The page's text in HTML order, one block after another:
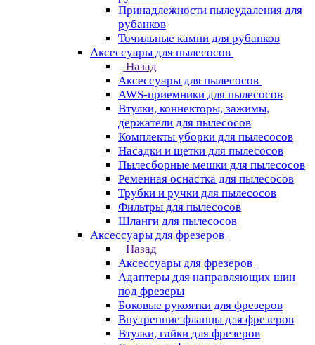
Принадлежности пылеудаления для
рубанков
Точильные камни для рубанков
Аксессуары для пылесосов
Назад
Аксессуары для пылесосов
AWS-приемники для пылесосов
Втулки, коннекторы, зажимы,
держатели для пылесосов
Комплекты уборки для пылесосов
Насадки и щетки для пылесосов
Пылесборные мешки для пылесосов
Ременная оснастка для пылесосов
Трубки и ручки для пылесосов
Фильтры для пылесосов
Шланги для пылесосов
Аксессуары для фрезеров
Назад
Аксессуары для фрезеров
Адаптеры для направляющих шин
под фрезеры
Боковые рукоятки для фрезеров
Внутренние фланцы для фрезеров
Втулки, гайки для фрезеров